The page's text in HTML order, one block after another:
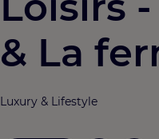
& La
Luxury & Lifestyle